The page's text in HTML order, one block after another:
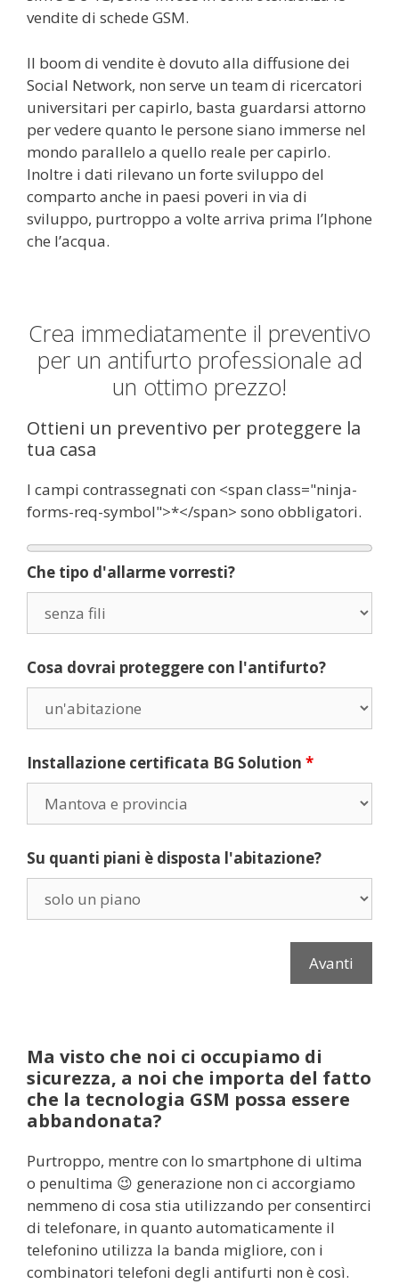
vendite di schede GSM.
Il boom di vendite è dovuto alla diffusione dei
Social Network, non serve un team di ricercatori
universitari per capirlo, basta guardarsi attorno
per vedere quanto le persone siano immerse nel
mondo parallelo a quello reale per capirlo.
Inoltre i dati rilevano un forte sviluppo del
comparto anche in paesi poveri in via di
sviluppo, purtroppo a volte arriva prima l’Iphone
che l’acqua.
Crea immediatamente il preventivo
per un antifurto professionale ad
un ottimo prezzo!
Ottieni un preventivo per proteggere la
tua casa
I campi contrassegnati con <span class="ninja-
forms-req-symbol">*</span> sono obbligatori.
Che tipo d'allarme vorresti?
Cosa dovrai proteggere con l'antifurto?
Installazione certificata BG Solution *
Su quanti piani è disposta l'abitazione?
Ma visto che noi ci occupiamo di
sicurezza, a noi che importa del fatto
che la tecnologia GSM possa essere
abbandonata?
Purtroppo, mentre con lo smartphone di ultima
o penultima 😉 generazione non ci accorgiamo
nemmeno di cosa stia utilizzando per consentirci
di telefonare, in quanto automaticamente il
telefonino utilizza la banda migliore, con i
combinatori telefoni degli antifurti non è così.